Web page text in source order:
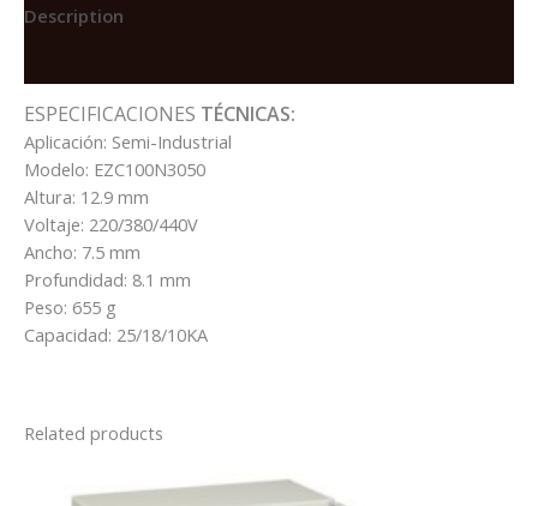
EN
Description
ESPECIFICACIONES TÉCNICAS:
Aplicación: Semi-Industrial
Modelo: EZC100N3050
Altura: 12.9 mm
Voltaje: 220/380/440V
Ancho: 7.5 mm
Profundidad: 8.1 mm
Peso: 655 g
Capacidad: 25/18/10KA
Related products